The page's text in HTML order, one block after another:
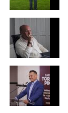
Relacionado
Huetamo